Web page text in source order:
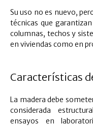
Su uso no es nuevo,
técnicas que
columnas, techos y
en viviendas como en
Características
La madera debe
considerada
ensayos en